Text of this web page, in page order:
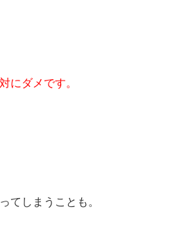
にダメです。
てしまうことも。